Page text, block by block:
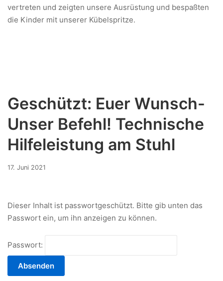
vertreten und zeigten unsere Ausrüstung und bespaßten
die Kinder mit unserer Kübelspritze.
Geschützt: Euer Wunsch-
Unser Befehl! Technische
Hilfeleistung am Stuhl
17. Juni 2021
Dieser Inhalt ist passwortgeschützt. Bitte gib unten das
Passwort ein, um ihn anzeigen zu können.
Passwort: